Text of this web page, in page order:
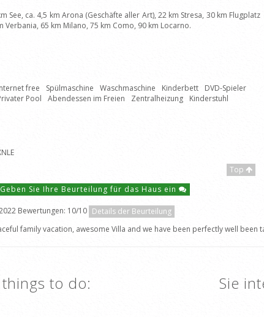
See, ca. 4,5 km Arona (Geschäfte aller Art), 22 km Stresa, 30 km Flugplatz
Verbania, 65 km Milano, 75 km Como, 90 km Locarno.
free Spülmaschine Waschmaschine Kinderbett
DVD-Spieler
Pool Abendessen im Freien Zentralheizung
Kinderstuhl
Top
Geben Sie Ihre Beurteilung für das Haus ein
Bewertungen: 10/10 Details der Beurteilung
family vacation, awesome Villa and we have been perfectly well been
to do: Sie